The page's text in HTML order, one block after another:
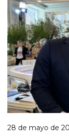
28 de mayo de